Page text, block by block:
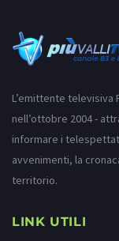
L’emittente televisiva
nell’ottobre 2004 -
informare i
avvenimenti, la
territorio.
LINK UTILI